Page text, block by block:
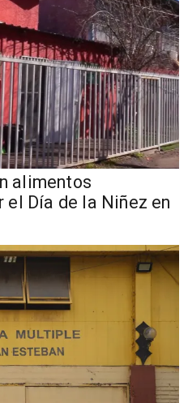
alimentos
Día de la Niñez en